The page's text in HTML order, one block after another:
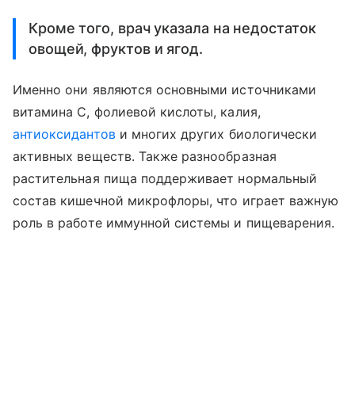
Кроме того, врач указала на недостаток
овощей, фруктов и ягод.
Именно они являются основными источниками
витамина С, фолиевой кислоты, калия,
антиоксидантови многих других биологически
активных веществ. Также разнообразная
растительная пища поддерживает нормальный
состав кишечной микрофлоры, что играет важную
роль в работе иммунной системы и пищеварения.